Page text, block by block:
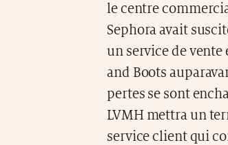
le centre
Sephora avait
un service de
and Boots
pertes se sont
LVMH mettra un
service client qui